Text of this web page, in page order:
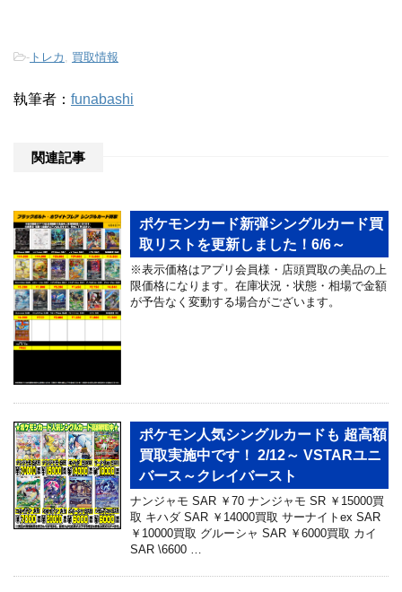
- トレカ 買取情報
執筆者： funabashi
関連記事
ポケモンカード新弾シングルカード買
取リストを更新しました！6/6～
※表示価格はアプリ会員様・店頭買取の美品の上
限価格になります。在庫状況・状態・相場で金額
が予告なく変動する場合がございます。
ポケモン人気シングルカードも 超高額
買取実施中です！ 2/12～ VSTARユニ
バース～クレイバースト
ナンジャモ SAR ￥70 ナンジャモ SR ￥15000買
取 キハダ SAR ￥14000買取 サーナイトex SAR
￥10000買取 グルーシャ SAR ￥6000買取 カイ
SAR \6600 …